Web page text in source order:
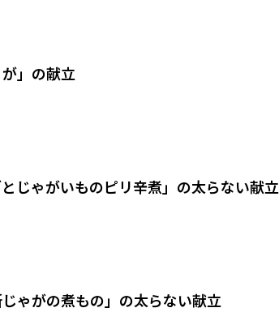
が」の献立
とじゃがいものピリ辛煮」の太らない献立
じゃがの煮もの」の太らない献立